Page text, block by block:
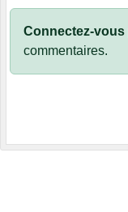
Connectez-vous
commentaires.